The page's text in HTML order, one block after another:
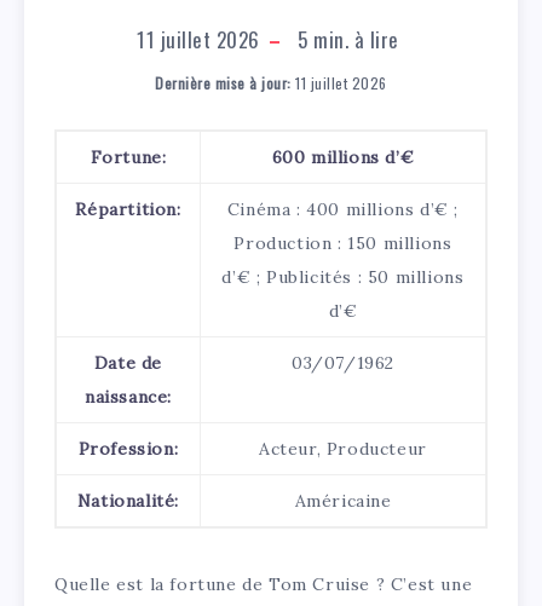
11 juillet 2026 5 min. à lire
Dernière mise à jour: 11 juillet 2026
Fortune: 600 millions d’€
Répartition:
Cinéma : 400 millions d’€ ;
Production : 150 millions
d’€ ; Publicités : 50 millions
d’€
Date de
naissance:
03/07/1962
Profession: Acteur, Producteur
Nationalité: Américaine
Quelle est la fortune de Tom Cruise ? C’est une